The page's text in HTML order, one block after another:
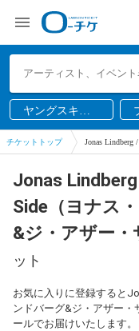
ヤングスキニ
ー
チケットトップ Jonas
Jonas
Side（ヨナス
&ジ・アザー・
ット
お気に入りに登録すると
ンドバーグ&ジ・アザー・
ールでお届けいたします。